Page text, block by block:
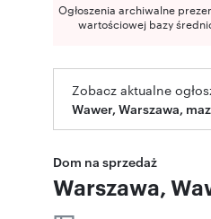
Ogłoszenia archiwalne
wartościowej bazy
Zobacz aktualne
Wawer, Warszawa,
Dom na sprzedaż
Warszawa,